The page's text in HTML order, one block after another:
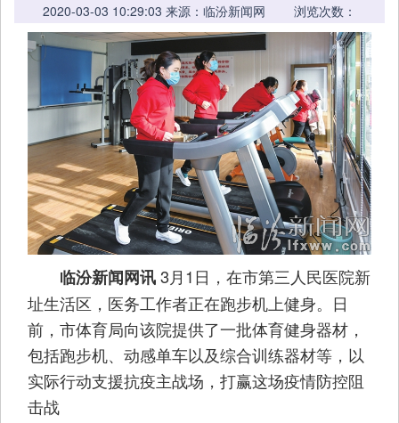
2020-03-03 10:29:03 来源：临汾新闻网 浏览次数：
临汾新闻网讯3月1日，在市第三人民医院新
址生活区，医务工作者正在跑步机上健身。日
前，市体育局向该院提供了一批体育健身器材，
包括跑步机、动感单车以及综合训练器材等，以
实际行动支援抗疫主战场，打赢这场疫情防控阻
击战